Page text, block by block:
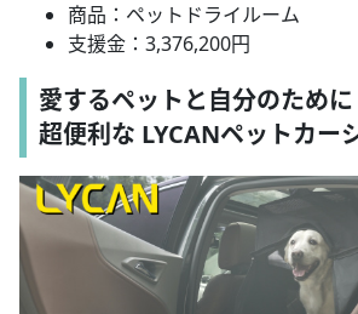
商品：ペットドライルーム
支援金：3,376,200円
愛するペットと自分のため
超便利な LYCANペットカー